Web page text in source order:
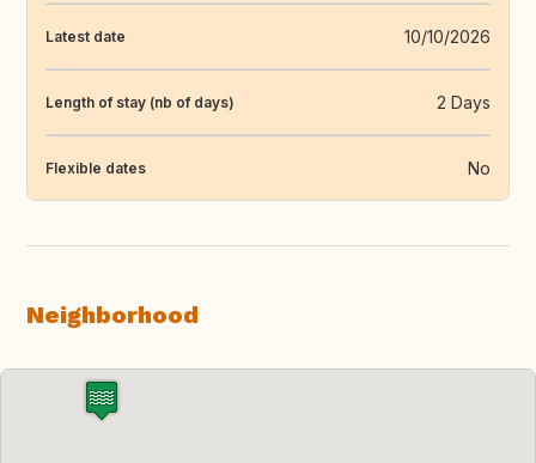
Latest date 10/10/2026
Length of stay (nb of days) 2 Days
Flexible dates No
Neighborhood